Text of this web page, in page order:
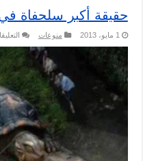
حقيقة أكبر سلحفاة في
1 مايو، 2013 منوعات